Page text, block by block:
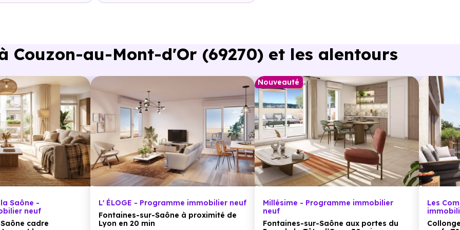
ou à 3 km, soit 36 min à pied.
min en voiture ou à 4.4 km, soit 53 min à pied
soit 14 min en voiture ou à 5 km, soit 1h 00 min à pied.
Couzon-au-Mont-d'Or (69270) et les alentours
Saône -
neuf
cadre
L' ÉLOGE - Programme immobilier neuf
Fontaines-sur-Saône à proximité de
Lyon en 20 min
Nouveauté
Millésime - Programme immobilier
neuf
Fontaines-sur-Saône aux portes du
Les